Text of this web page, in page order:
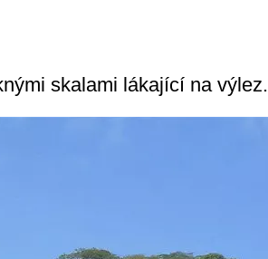
skalami lákající na výlez.